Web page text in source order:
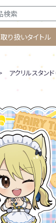
取り扱いタイトル
アクリルスタンド